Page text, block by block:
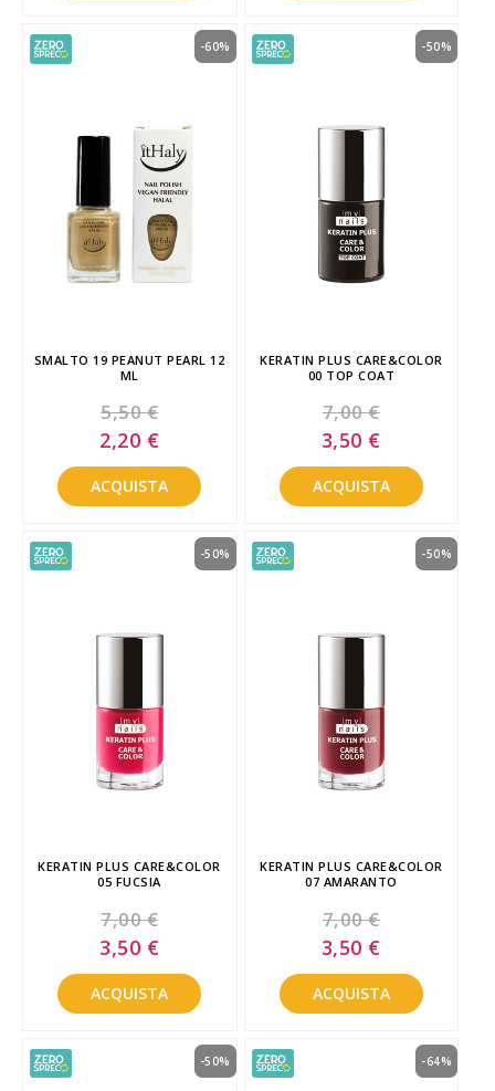
SMALTO 19 PEANUT PEARL 12
ML
5,50 €
-60%
Special
Price
2,20 €
ACQUISTA
KERATIN PLUS CARE&COLOR
00 TOP COAT
7,00 €
-50%
Special
Price
3,50 €
ACQUISTA
KERATIN PLUS CARE&COLOR
05 FUCSIA
7,00 €
-50%
Special
Price
3,50 €
ACQUISTA
KERATIN PLUS CARE&COLOR
07 AMARANTO
7,00 €
-50%
Special
Price
3,50 €
ACQUISTA
-50% -64%